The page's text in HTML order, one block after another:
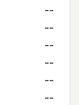
--
--
--
--
--
--